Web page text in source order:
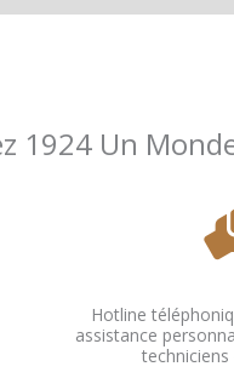
1924 Un
Hotline
assistance